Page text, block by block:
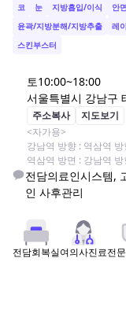
코 눈 지방흡입/이식 안
윤곽/지방분해/지방추출
레
스킨부스터
토10:00~18:00
서울특별시 강남구
주소복사
지도보기
<자가용>
강남역 방향 : 역삼역
역삼역 방면 : 강남역 방
전담의료인시스템,
인 사후관리
전담회복실여의사진료전